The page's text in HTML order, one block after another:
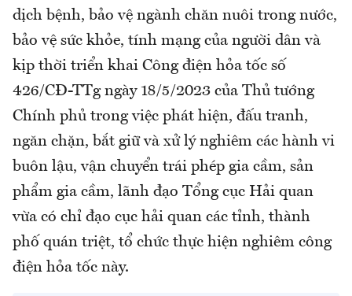
dịch bệnh, bảo vệ ngành chăn nuôi trong nước,
bảo vệ sức khỏe, tính mạng của người dân và
kịp thời triển khai Công điện hỏa tốc số
426/CĐ-TTg ngày 18/5/2023 của Thủ tướng
Chính phủ trong việc phát hiện, đấu tranh,
ngăn chặn, bắt giữ và xử lý nghiêm các hành vi
buôn lậu, vận chuyển trái phép gia cầm, sản
phẩm gia cầm, lãnh đạo Tổng cục Hải quan
vừa có chỉ đạo cục hải quan các tỉnh, thành
phố quán triệt, tổ chức thực hiện nghiêm công
điện hỏa tốc này.